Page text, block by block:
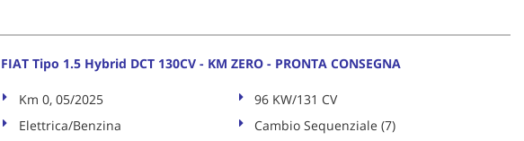
FIAT Tipo 1.5 Hybrid DCT 130CV - KM ZERO - PRONTA CONSEGNA
Km 0, 05/2025
96 KW/131 CV
Elettrica/Benzina
Cambio Sequenziale (7)